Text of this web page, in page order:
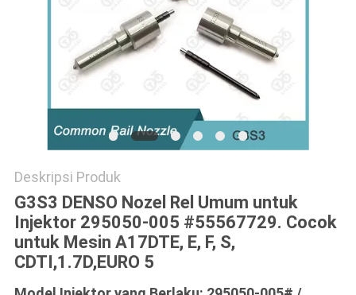
Deskripsi Produk
G3S3 DENSO Nozel Rel Umum untuk
Injektor 295050-005 #55567729. Cocok
untuk Mesin A17DTE, E, F, S,
CDTI,1.7D,EURO 5